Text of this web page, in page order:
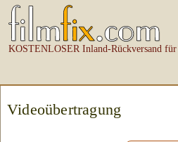
KOSTENLOSER Inland-Rückversand für
Videoübertragung